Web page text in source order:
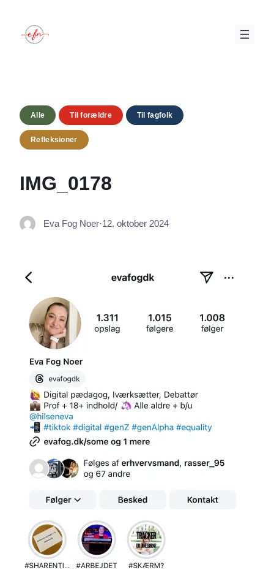
indhold
Alle Til forældre Til fagfolk
Refleksioner
IMG_0178
Eva Fog Noer·12. oktober 2024